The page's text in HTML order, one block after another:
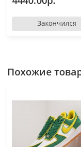
Закончился
Похожие